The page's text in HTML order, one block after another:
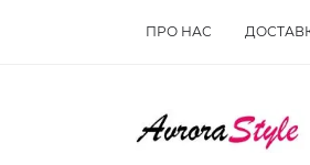
ПРО НАС